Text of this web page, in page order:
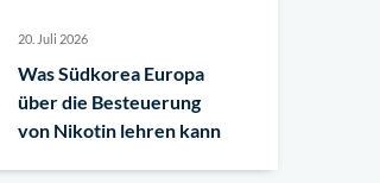
20. Juli 2026
Was Südkorea Europa
über die Besteuerung
von Nikotin lehren kann